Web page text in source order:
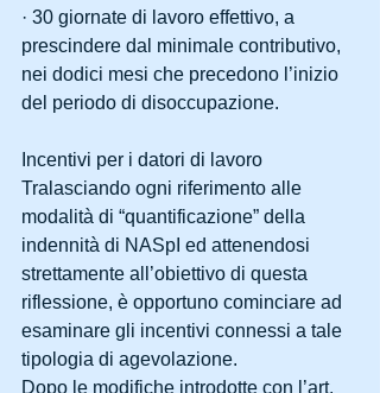
· 30 giornate di lavoro effettivo, a
prescindere dal minimale contributivo,
nei dodici mesi che precedono l’inizio
del periodo di disoccupazione.
Incentivi per i datori di lavoro
Tralasciando ogni riferimento alle
modalità di “quantificazione” della
indennità di NASpI ed attenendosi
strettamente all’obiettivo di questa
riflessione, è opportuno cominciare ad
esaminare gli incentivi connessi a tale
tipologia di agevolazione.
Dopo le modifiche introdotte con l’art.